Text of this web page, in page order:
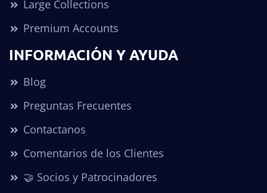
Large Collections
Premium Accounts
INFORMACIÓN Y AYUDA
Blog
Preguntas Frecuentes
Contactanos
Comentarios de los Clientes
🤝 Socios y Patrocinadores